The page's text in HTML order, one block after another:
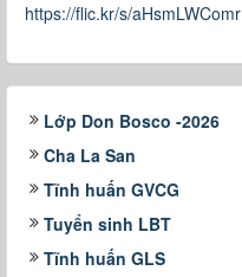
https://flic.kr/s/aHsmLWComr
Lớp Don Bosco -2026
Cha La San
Tĩnh huấn GVCG
Tuyển sinh LBT
Tĩnh huấn GLS